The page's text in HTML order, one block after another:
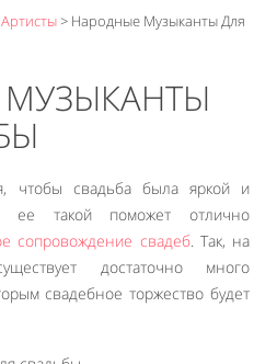
> Народные Музыканты Для
чтобы свадьба была яркой и
ее такой поможет отлично
сопровождение cвадеб. Так, на
достаточно много
свадебное торжество будет